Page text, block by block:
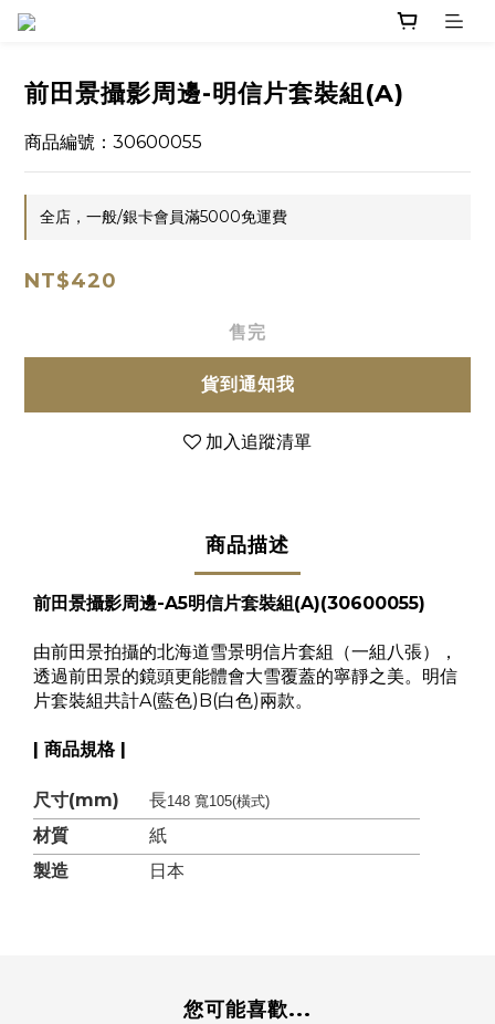
前田景攝影周邊-明信片套裝組(A)
商品編號：30600055
全店，一般/銀卡會員滿5000免運費
NT$420
售完
貨到通知我
加入追蹤清單
商品描述
前田景攝影周邊-A5明信片套裝組(A)(30600055)
由前田景拍攝的北海道雪景明信片套組（一組八張），
透過前田景的鏡頭更能體會大雪覆蓋的寧靜之美。明信
片套裝組共計A(藍色)B(白色)兩款。
| 商品規格 |
尺寸(mm) 長148 寬105(橫式)
材質
紙
製造
日本
您可能喜歡...